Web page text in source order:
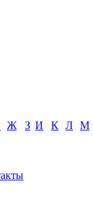
Ж З И К Л М